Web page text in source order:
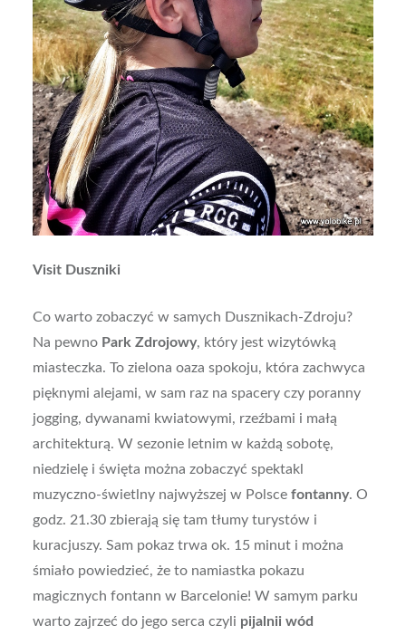
Visit Duszniki
Co warto zobaczyć w samych Dusznikach-Zdroju?
Na pewno Park Zdrojowy, który jest wizytówką
miasteczka. To zielona oaza spokoju, która zachwyca
pięknymi alejami, w sam raz na spacery czy poranny
jogging, dywanami kwiatowymi, rzeźbami i małą
architekturą. W sezonie letnim w każdą sobotę,
niedzielę i święta można zobaczyć spektakl
muzyczno-świetlny najwyższej w Polscefontanny. O
godz. 21.30 zbierają się tam tłumy turystów i
kuracjuszy. Sam pokaz trwa ok. 15 minut i można
śmiało powiedzieć, że to namiastka pokazu
magicznych fontann w Barcelonie! W samym parku
warto zajrzeć do jego serca czyli pijalnii wód